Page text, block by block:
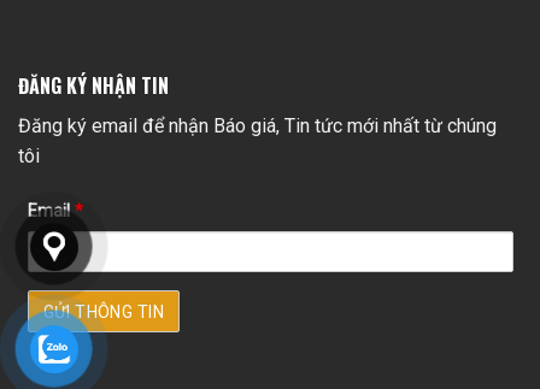
ĐĂNG KÝ NHẬN TIN
Đăng ký email để nhận Báo giá, Tin tức mới nhất từ chúng
tôi
Email *